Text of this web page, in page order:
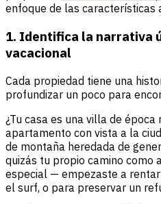
enfoque de las características
1. Identifica la narrativa
vacacional
Cada propiedad tiene una
profundizar un poco para
¿Tu casa es una villa de
apartamento con vista a la
de montaña heredada de
quizás tu propio camino como
especial — empezaste a
el surf, o para preservar un